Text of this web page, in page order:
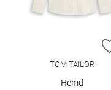
TOM TAILOR
Hemd